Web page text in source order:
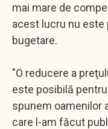
mai mare de
acest lucru nu este
bugetare.
"O reducere a
este posibilă
spunem oamenilor
care l-am făcut